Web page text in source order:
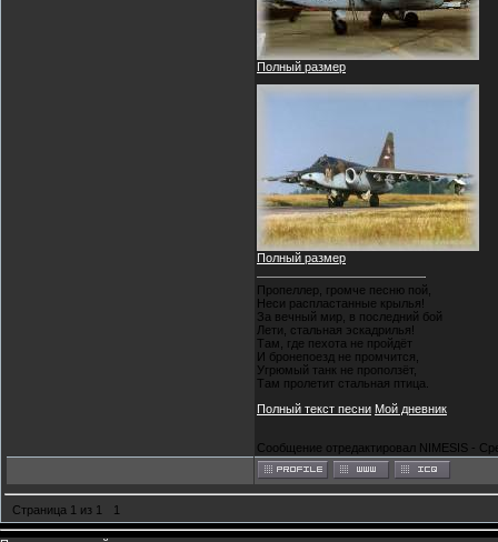
Полный размер
Полный размер
Пропеллер, громче песню пой,
Неси распластанные крылья!
За вечный мир, в последний бой
Лети, стальная эскадрилья!
Там, где пехота не пройдёт
И бронепоезд не промчится,
Угрюмый танк не проползёт,
Там пролетит стальная птица.
Полный текст песни Мой дневник
Сообщение отредактировал NIMESIS -
Страница 1 из 1 1